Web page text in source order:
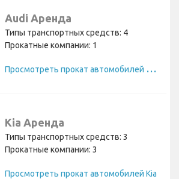
Audi Аренда
Типы транспортных средств: 4
Прокатные компании: 1
П
росмотреть прокат автомобилей Audi
Kia Аренда
Типы транспортных средств: 3
Прокатные компании: 3
Просмотреть прокат автомобилей Kia